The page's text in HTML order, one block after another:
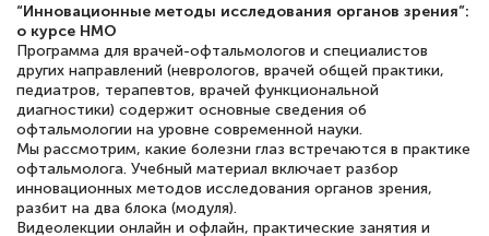
Елена Петрикс
Знаток города 5 уровня
11 марта 2026
Всем добрый день! Я прошла курс
повышени каалификации по
специальности «Тренер-преподаватель
по тяжелой атлетике»! Хочется
“Инновационные методы исследования органов зрения”:
о курсе НМО
Программа для врачей-офтальмологов и специалистов
других направлений (неврологов, врачей общей практики,
педиатров, терапевтов, врачей функциональной
диагностики) содержит основные сведения об
офтальмологии на уровне современной науки.
Мы рассмотрим, какие болезни глаз встречаются в практике
офтальмолога. Учебный материал включает разбор
инновационных методов исследования органов зрения,
разбит на два блока (модуля).
Видеолекции онлайн и офлайн, практические занятия и